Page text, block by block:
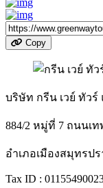
Copy
บริษัท กรีน เวย์ ทัวร์
884/2 หมู่ที่ 7 ถนนเ
อำเภอเมืองสมุทรป
Tax ID :